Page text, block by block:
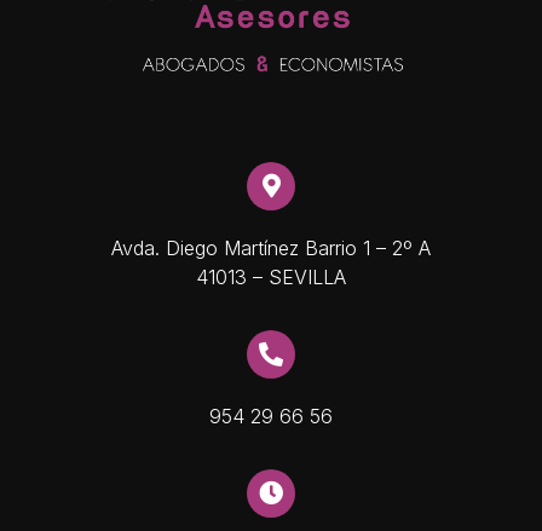
Avda. Diego Martínez Barrio 1 – 2º A
41013 – SEVILLA
954 29 66 56